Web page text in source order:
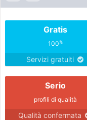
Gratis
100%
Servizi gratuiti
Serio
profili di qualità
Qualità confermata